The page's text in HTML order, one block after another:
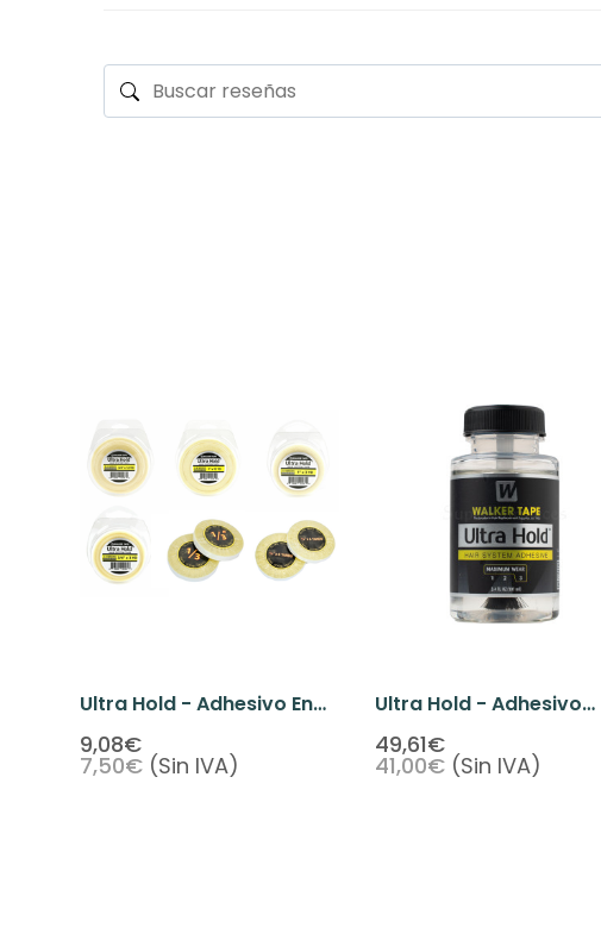
Ultra Hold - Adhesivo En
Rollo
9,08€
7,50€ (Sin IVA)
Ultra Hold - Adhesivo
Líquido 3.4oz
49,61€
41,00€ (Sin IVA)